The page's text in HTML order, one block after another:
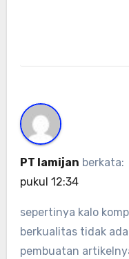
PT lamijan berkata:
pukul 12:34
sepertinya kalo
berkualitas tidak
pembuatan